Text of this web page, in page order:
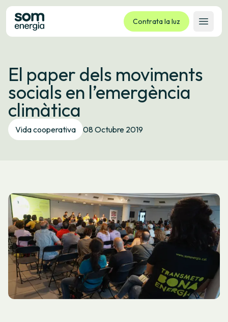
Contrata la luz
Abrir
Tarifas
Servicios
Empresas
La cooperativa
Contacto
El paper dels moviments
socials en l’emergència
climàtica
Vida cooperativa 08 Octubre 2019